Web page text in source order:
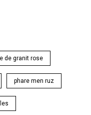
de granit rose
phare men ruz